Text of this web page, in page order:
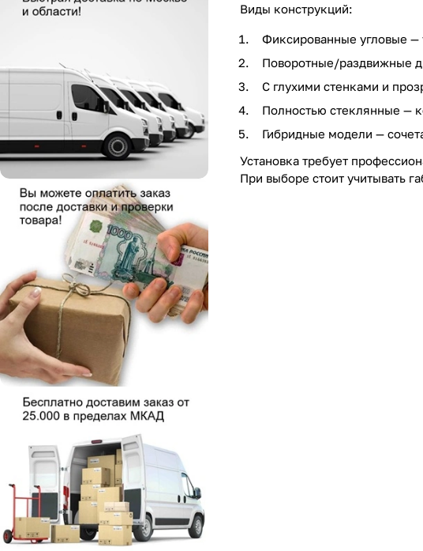
Виды конструкций:
Фиксированные угловые —
Поворотные/раздвижные
С глухими стенками и
Полностью стеклянные —
Гибридные модели —
Установка требует
При выборе стоит учитывать